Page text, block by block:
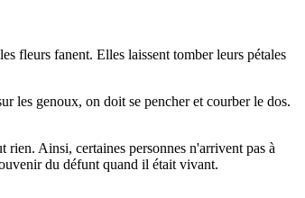
fleurs fanent. Elles laissent tomber leurs pétales
les genoux, on doit se pencher et courber le dos.
Ainsi, certaines personnes n'arrivent pas à
du défunt quand il était vivant.